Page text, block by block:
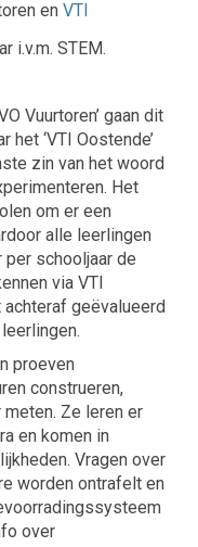
en VTI
i.v.m. STEM.
Vuurtoren’ gaan dit
het ‘VTI Oostende’
zin van het woord
Het
om er een
alle leerlingen
per schooljaar de
via VTI
geëvalueerd
proeven
construeren,
Ze leren er
en komen in
Vragen over
worden ontrafelt en
over